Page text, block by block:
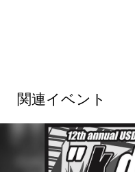
関連イベント